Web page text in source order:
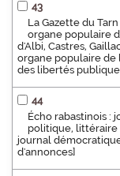
43
La Gazette du
organe populaire
d'Albi, Castres,
organe populaire de
des libertés
44
Écho rabastinois :
politique, littéraire
journal
d'annonces]